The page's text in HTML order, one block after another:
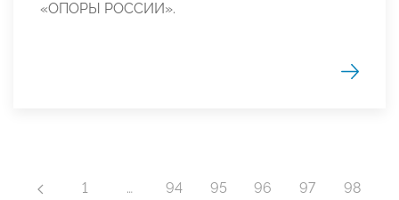
«ОПОРЫ РОССИИ».
1 … 94 95 96 97 98